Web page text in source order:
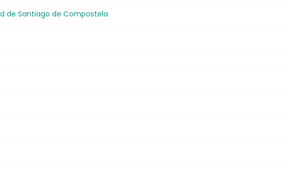
de Santiago de Compostela